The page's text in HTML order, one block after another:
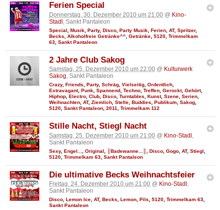
Ferien Special
Donnerstag, 30. Dezember 2010 um 21:00 @ Kino-
Stadl, Sankt Pantaleon
Special Musik Party, Disco Party Musik Ferien AT, Spritzer,
Becks
Alkoholfreie Getränke^^ Getränke 5120 Trimmelkam
63 Sankt Pantaleon
2 Jahre Club Sakog
Samstag, 25. Dezember 2010 um 22:00 @ Kulturwerk
Sakog, Sankt Pantaleon
Crazy, Friends, Party, Schräg, Vielseitig, Ordentlich,
Extravagant, Punk, Spannend, Techno, Treffen, Gerockt, Gehört,
Hiphop, Electro, Club, Disco, Turntables, Kunst, Szene, Serien,
Weihnachten, AT, Ziemlich, Stelle, Buddies, Publikum, Sakog,
5120, Sankt Pantaleon, 2011, Trimmelkam 112
Stille Nacht, Stiegl Nacht
Samstag, 25. Dezember 2010 um 21:00 @ Kino-Stadl
Sankt Pantaleon
Sexy, Engel... Original ║Badewanne...║ Disco Gogo AT, Stiegl
5120 Trimmelkam 63 Sankt Pantaleon
Die ultimative Becks Weihnachtsfeier
Freitag, 24. Dezember 2010 um 21:00 @ Kino-Stadl ,
Sankt Pantaleon
Disco Lemon Ice AT, Becks Lemon Pils 5120 Trimmelkam 63
Sankt Pantaleon